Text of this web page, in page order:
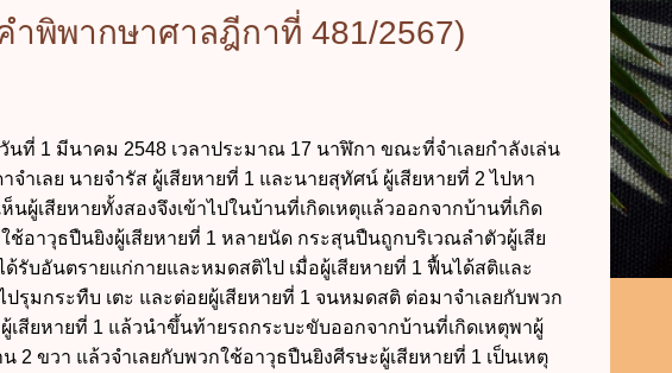
ำพิพากษาศาลฎีกาที่ 481/2567)
นที่ 1 มีนาคม 2548 เวลาประมาณ 17 นาฬิกา ขณะที่จำเลยกำลังเล่น
ำเลย นายจำรัส ผู้เสียหายที่ 1 และนายสุทัศน์ ผู้เสียหายที่ 2 ไปหา
ห็นผู้เสียหายทั้งสองจึงเข้าไปในบ้านที่เกิดเหตุแล้วออกจากบ้านที่เกิด
ช้อาวุธปืนยิงผู้เสียหายที่ 1 หลายนัด กระสุนปืนถูกบริเวณลำตัวผู้เสีย
ด้รับอันตรายแก่กายและหมดสติไป เมื่อผู้เสียหายที่ 1 ฟื้นได้สติและ
ปรุมกระทืบ เตะ และต่อยผู้เสียหายที่ 1 จนหมดสติ ต่อมาจำเลยกับพวก
เสียหายที่ 1 แล้วนำขึ้นท้ายรถกระบะขับออกจากบ้านที่เกิดเหตุพาผู้
2 ขวา แล้วจำเลยกับพวกใช้อาวุธปืนยิงศีรษะผู้เสียหายที่ 1 เป็นเหตุ